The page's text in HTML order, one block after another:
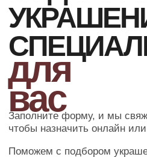
Добавьте товар в корзину и введите
свои контактные данные
во всплывающем окне
ОФОРМЛЕНИЕ ЗАКАЗА